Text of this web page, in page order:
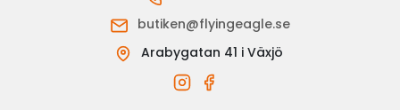
butiken@flyingeagle.se
Arabygatan 41 i Växjö